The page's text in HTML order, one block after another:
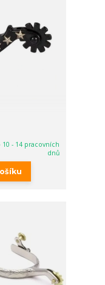
10 - 14 pracovních
dnů